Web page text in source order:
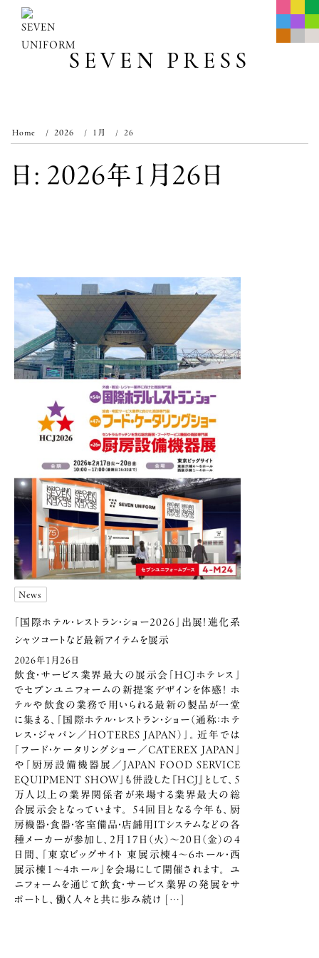
content
SEVEN PRESS
Home 2026 1月 26
日: 2026年1月26日
News
「国際ホテル・レストラン・ショー2026」出展！ 進化系
シャツコートなど最新アイテムを展示
2026年1月26日
飲食・サービス業界最大の展示会「HCJホテレス」
でセブンユニフォームの新提案デザインを体感！ ホ
テルや飲食の業務で用いられる最新の製品が一堂
に集まる、「国際ホテル・レストラン・ショー（通称：ホテ
レス・ジャパン／HOTERES JAPAN）」。近年では
「フード・ケータリングショー／CATEREX JAPAN」
や「厨房設備機器展／JAPAN FOOD SERVICE
EQUIPMENT SHOW」も併設した『HCJ』として、5
万人以上の業界関係者が来場する業界最大の総
合展示会となっています。 54回目となる今年も、厨
房機器・食器・客室備品・店舗用ITシステムなどの各
種メーカーが参加し、2月17日（火）～20日（金）の4
日間、「東京ビッグサイト 東展示棟4～6ホール・西
展示棟1～4ホール」を会場にして開催されます。 ユ
ニフォームを通じて飲食・サービス業界の発展をサ
ポートし、働く人々と共に歩み続け […]